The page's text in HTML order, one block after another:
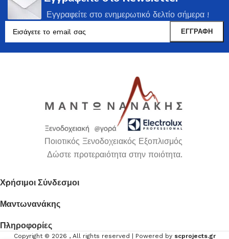
Εγγραφείτε στο ενημερωτικό δελτίο σήμερα !
Ποιοτικός Ξενοδοχειακός Εξοπλισμός
Δώστε προτεραιότητα στην ποιότητα.
Χρήσιμοι Σύνδεσμοι
Μαντωνανάκης
Πληροφορίες
Copyright © 2026 , All rights reserved | Powered by scprojects.gr